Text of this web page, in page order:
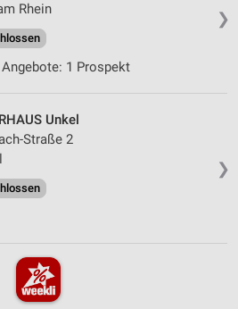
❯
Rhein
Angebote: 1 Prospekt
❯
Unkel
Straße 2